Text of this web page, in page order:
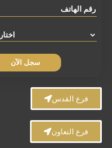
سجل الآن
فرع القدس
فرع التعاون